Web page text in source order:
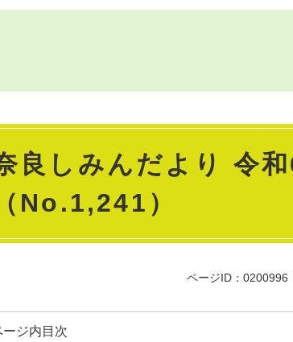
良しみんだより 令
（No.1,241）
ページID：0200996
ージ内目次